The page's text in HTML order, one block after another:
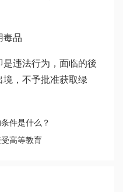
毒品
违法行为，面临的後
境，不予批准获取绿
件是什么？
高等教育